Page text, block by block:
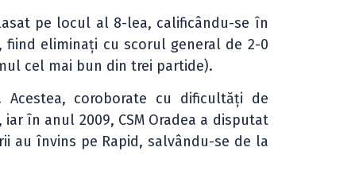
pe locul al 8-lea, calificându-se în
fiind eliminați cu scorul general de 2-0
cel mai bun din trei partide).
coroborate cu dificultăți de
în anul 2009, CSM Oradea a disputat
au învins pe Rapid, salvându-se de la